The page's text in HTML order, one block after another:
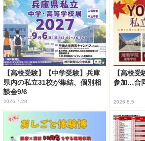
【高校受験】【中学受験】兵庫
県内の私立31校が集結、個別相
談会9/6
2026.7.28
【高校
参加…合
2026.8.5